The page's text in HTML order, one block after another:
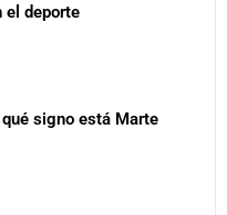
el deporte
signo está Marte